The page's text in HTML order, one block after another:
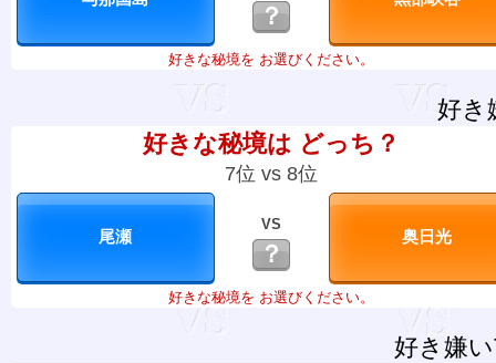
？
好きな秘境を お選びください。
好き
好きな秘境は どっち？
7位 vs 8位
VS
？
好きな秘境を お選びください。
好き嫌